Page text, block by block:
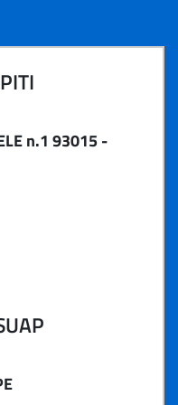
n.1 93015 -